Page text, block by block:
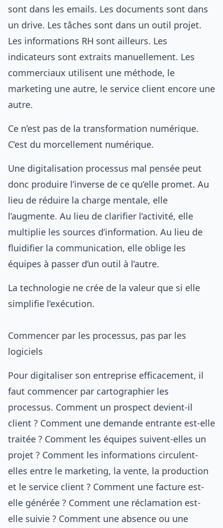
sont dans les emails. Les documents sont dans
un drive. Les tâches sont dans un outil projet.
Les informations RH sont ailleurs. Les
indicateurs sont extraits manuellement. Les
commerciaux utilisent une méthode, le
marketing une autre, le service client encore une
autre.
Ce n’est pas de la transformation numérique.
C’est du morcellement numérique.
Une digitalisation processus mal pensée peut
donc produire l’inverse de ce qu’elle promet. Au
lieu de réduire la charge mentale, elle
l’augmente. Au lieu de clarifier l’activité, elle
multiplie les sources d’information. Au lieu de
fluidifier la communication, elle oblige les
équipes à passer d’un outil à l’autre.
La technologie ne crée de la valeur que si elle
simplifie l’exécution.
Commencer par les processus, pas par les
logiciels
Pour digitaliser son entreprise efficacement, il
faut commencer par cartographier les
processus. Comment un prospect devient-il
client ? Comment une demande entrante est-elle
traitée ? Comment les équipes suivent-elles un
projet ? Comment les informations circulent-
elles entre le marketing, la vente, la production
et le service client ? Comment une facture est-
elle générée ? Comment une réclamation est-
elle suivie ? Comment une absence ou une